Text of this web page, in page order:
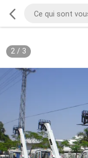
2/ 3